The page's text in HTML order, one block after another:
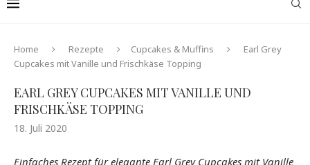
Home Rezepte Cupcakes & Muffins
Earl Grey
Cupcakes mit Vanille und Frischkäse Topping
EARL GREY CUPCAKES MIT VANILLE UND
FRISCHKÄSE TOPPING
18. Juli 2020
Einfaches Rezept für elegante Earl Grey Cupcakes mit Vanille